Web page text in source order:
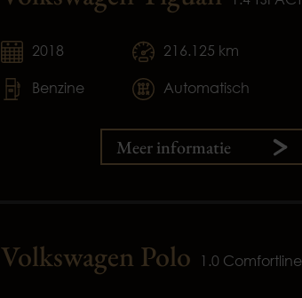
2018
Benzine
216.125 km
Automatisch
Meer informatie
Volkswagen Polo 1.0 Comfortline